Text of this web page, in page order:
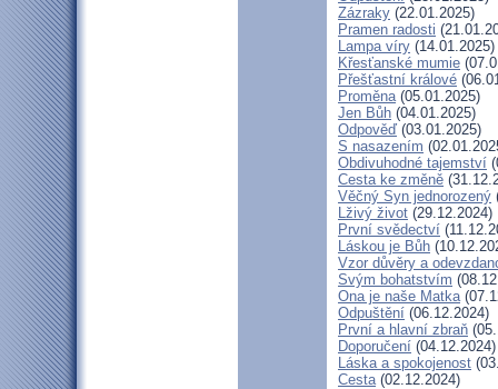
Zázraky (22.01.2025)
Pramen radosti
Lampa víry (14.01.2025)
Křesťanské mumie
Přešťastní králové
Proměna(05.01.2025)
Jen Bůh (04.01.2025)
Odpověď (03.01.2025)
S nasazením
Obdivuhodné tajemství
Cesta ke změně
Věčný Syn jednorozený
Lživý život (29.12.2024)
První svědectví
Láskou je Bůh
Vzor důvěry a
Svým bohatstvím
Ona je naše Matka
Odpuštění (06.12.2024)
První a hlavní zbraň
Doporučení (04.12.2024)
Láska a spokojenost
Cesta(02.12.2024)